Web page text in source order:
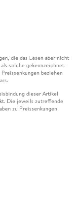
die das Lesen aber nicht
solche gekennzeichnet.
beziehen
dieser Artikel
Die jeweils zutreffende
zu Preissenkungen